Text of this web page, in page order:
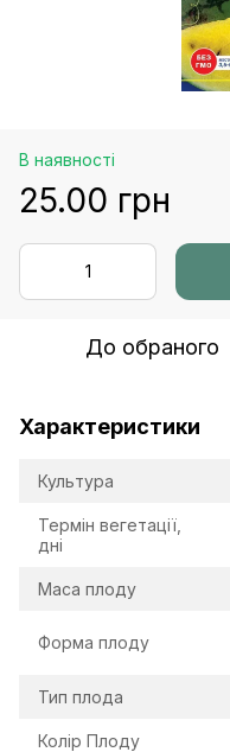
В наявності
25.00 грн
До обраного
Характеристики
Культура
Термін вегетації,
дні
Маса плоду
Форма плоду
Тип плода
Колір Плоду